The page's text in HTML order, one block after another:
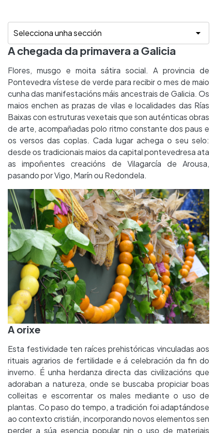
A chegada da primavera a Galicia
Flores, musgo e moita sátira social. A provincia de
Pontevedra vístese de verde para recibir o mes de maio
cunha das manifestacións máis ancestrais de Galicia. Os
maios enchen as prazas de vilas e localidades das Rías
Baixas con estruturas vexetais que son auténticas obras
de arte, acompañadas polo ritmo constante dos paus e
os versos das coplas. Cada lugar achega o seu selo:
desde os tradicionais maios da capital pontevedresa ata
as impoñentes creacións de Vilagarcía de Arousa,
pasando por Vigo, Marín ou Redondela.
A orixe
Esta festividade ten raíces prehistóricas vinculadas aos
rituais agrarios de fertilidade e á celebración da fin do
inverno. É unha herdanza directa das civilizacións que
adoraban a natureza, onde se buscaba propiciar boas
colleitas e escorrentar os males mediante o uso de
plantas. Co paso do tempo, a tradición foi adaptándose
ao contexto cristián, incorporando novos elementos sen
perder a súa esencia popular nin o uso de materiais